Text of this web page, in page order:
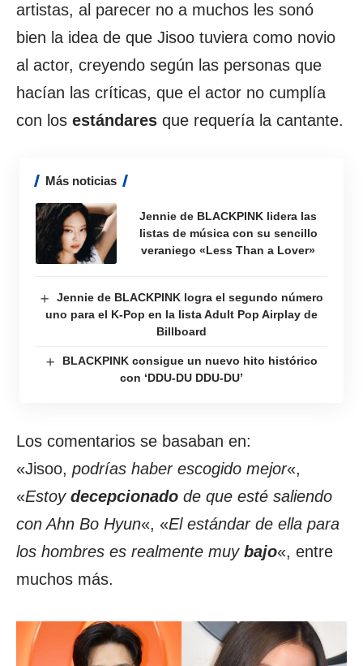
artistas, al parecer no a muchos les sonó
bien la idea de que Jisoo tuviera como novio
al actor, creyendo según las personas que
hacían las críticas, que el actor no cumplía
con los estándares que requería la cantante.
Más noticias
Jennie de BLACKPINK lidera las
listas de música con su sencillo
veraniego «Less Than a Lover»
Jennie de BLACKPINK logra el segundo número
uno para el K-Pop en la lista Adult Pop Airplay de
Billboard
BLACKPINK consigue un nuevo hito histórico
con ‘DDU-DU DDU-DU’
Los comentarios se basaban en:
«Jisoo, podrías haber escogido mejor«,
«Estoy decepcionado de que esté saliendo
con Ahn Bo Hyun«, «El estándar de ella para
los hombres es realmente muy bajo«, entre
muchos más.